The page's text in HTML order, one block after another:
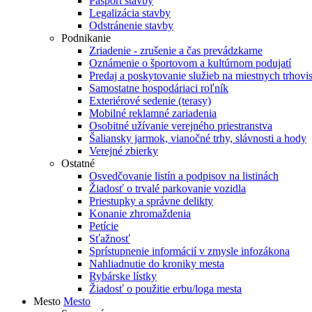
Legalizácia stavby
Odstránenie stavby
Podnikanie
Zriadenie - zrušenie a čas prevádzkarne
Oznámenie o športovom a kultúrnom podujatí
Predaj a poskytovanie služieb na miestnych
Samostatne hospodáriaci roľník
Exteriérové sedenie (terasy)
Mobilné reklamné zariadenia
Osobitné užívanie verejného priestranstva
Šaliansky jarmok, vianočné trhy, slávnosti a hody
Verejné zbierky
Ostatné
Osvedčovanie listín a podpisov na listinách
Žiadosť o trvalé parkovanie vozidla
Priestupky a správne delikty
Konanie zhromaždenia
Petície
Sťažnosť
Sprístupnenie informácií v zmysle infozákona
Nahliadnutie do kroniky mesta
Rybárske lístky
Žiadosť o použitie erbu/loga mesta
Mesto Mesto